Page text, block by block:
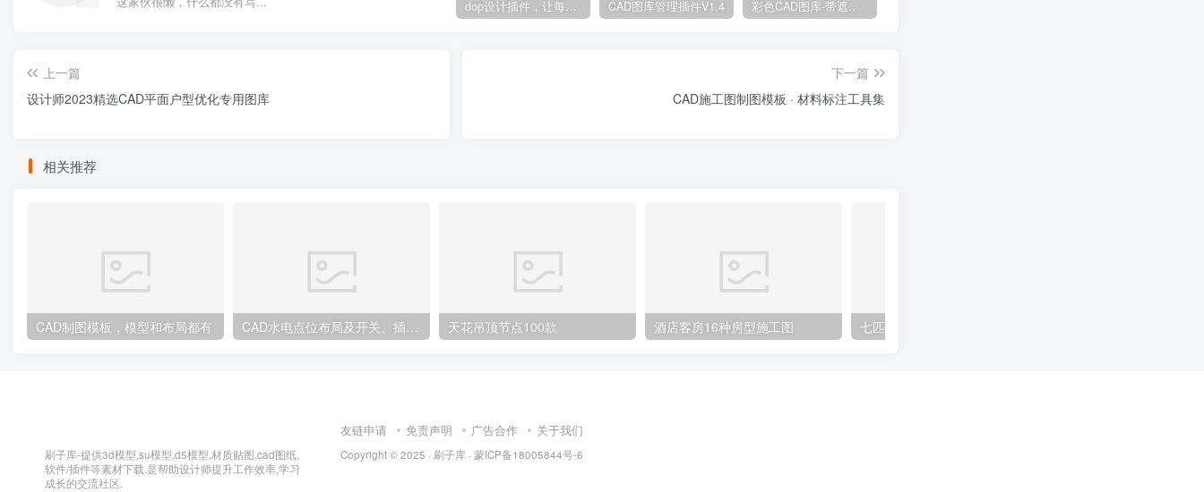
dop设计插件，让每个设计师都能享受到CAD制图的乐趣 CAD图库管理插件V1.4 彩色CAD图库-带遮罩和地毯贴图
上一篇
设计师2023精选CAD平面户型优化专用图库
下一篇
CAD施工图制图模板 · 材料标注工具集
相关推荐
CAD制图模板，模型和布局都有 CAD水电点位布局及开关、插座、灯具合集 天花吊顶节点100款 酒店客房16种房型施工图 七匹狼店施工图cad
刷子库-提供3d模型,su模型,d5模型,材质贴图,cad图纸,
软件/插件等素材下载.是帮助设计师提升工作效率,学习
成长的交流社区.
友链申请 免责声明 广告合作 关于我们
Copyright © 2025 · 刷子库 · 蒙ICP备18005844号-6